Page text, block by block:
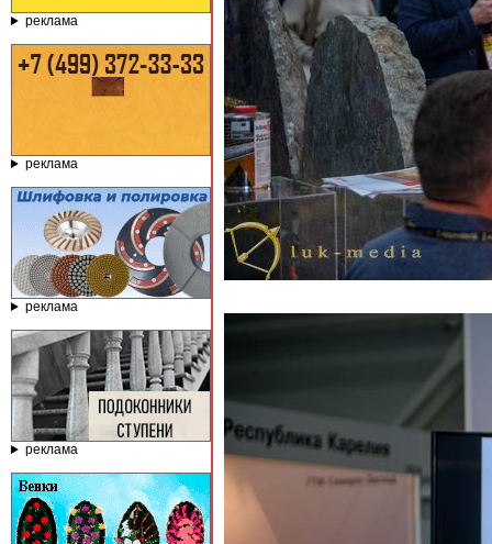
реклама
реклама
реклама
реклама